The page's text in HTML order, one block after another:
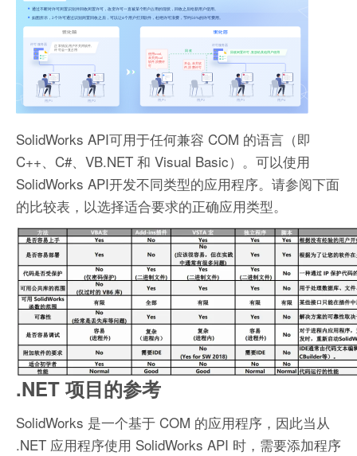
SolidWorks API可用于任何兼容 COM 的语言（即
C++、C#、VB.NET 和 Visual Basic）。可以使用
SolidWorks API开发不同类型的应用程序。请参阅下面
的比较表，以选择适合要求的正确应用类型。
.NET 项目的参考
SolidWorks 是一个基于 COM 的应用程序，因此当从
.NET 应用程序使用 SolidWorks API 时，需要添加程序